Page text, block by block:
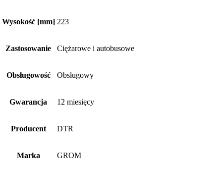
Wysokość [mm] 223
Zastosowanie Ciężarowe i autobusowe
Obsługowość Obsługowy
Gwarancja 12 miesięcy
Producent DTR
Marka GROM